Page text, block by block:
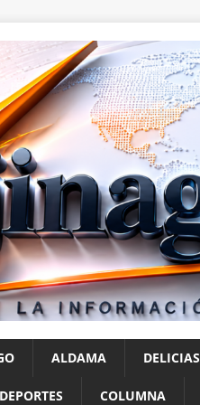
ALDAMA DELICIAS
DEPORTES COLUMNA